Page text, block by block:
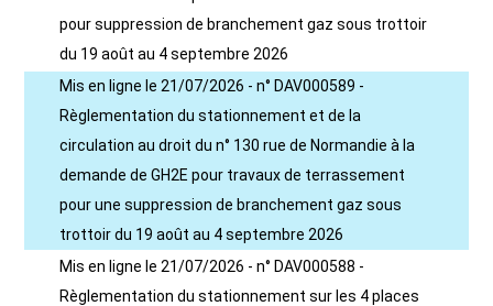
pour suppression de branchement gaz sous trottoir
du 19 août au 4 septembre 2026
Mis en ligne le 21/07/2026 - n° DAV000589 -
Règlementation du stationnement et de la
circulation au droit du n° 130 rue de Normandie à la
demande de GH2E pour travaux de terrassement
pour une suppression de branchement gaz sous
trottoir du 19 août au 4 septembre 2026
Mis en ligne le 21/07/2026 - n° DAV000588 -
Règlementation du stationnement sur les 4 places